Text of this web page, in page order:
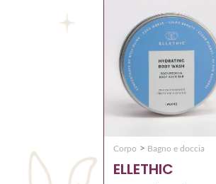
Corpo > Bagno e doccia
ELLETHIC